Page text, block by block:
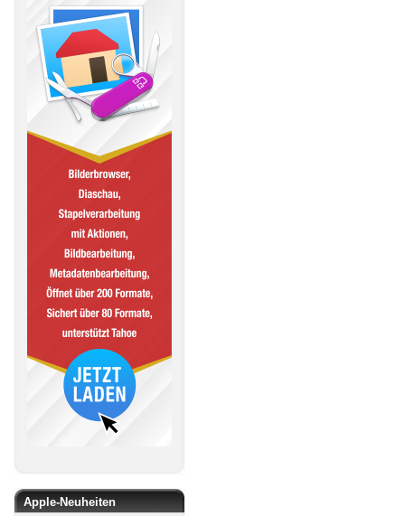
Apple-Neuheiten